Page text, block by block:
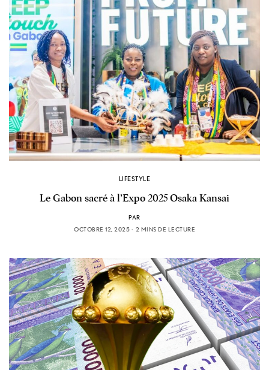
LIFESTYLE
Le Gabon sacré à l’Expo 2025 Osaka Kansai
PAR
OCTOBRE 12, 2025
2 MINS DE LECTURE